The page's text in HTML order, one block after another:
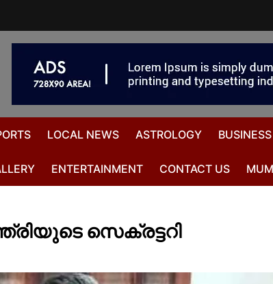
LOCAL NEWS ASTROLOGY BUSINESS
ENTERTAINMENT CONTACT US
സെക്രട്ടറി